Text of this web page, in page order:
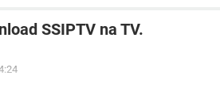
SSIPTV na TV.